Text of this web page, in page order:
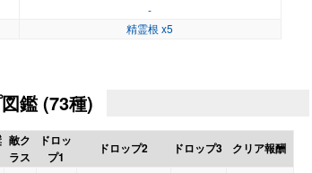
-
精霊根 x5
鑑 (73種)
敵ク
ラス
ドロッ
プ1
ドロップ2 ドロップ3 クリア報酬